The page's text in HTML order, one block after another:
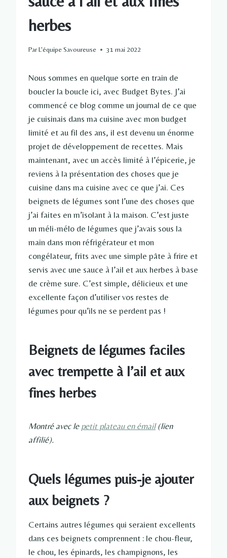
herbes
ParL'équipe Savoureuse 31 mai 2022
Nous sommes en quelque sorte en train de
boucler la boucle ici, avec Budget Bytes. J’ai
commencé ce blog comme un journal de ce que
je cuisinais dans ma cuisine avec mon budget
limité et au fil des ans, il est devenu un énorme
projet de développement de recettes. Mais
maintenant, avec un accès limité à l’épicerie, je
reviens à la présentation des choses que je
cuisine dans ma cuisine avec ce que j’ai. Ces
beignets de légumes sont l’une des choses que
j’ai faites en m’isolant à la maison. C’est juste
un méli-mélo de légumes que j’avais sous la
main dans mon réfrigérateur et mon
congélateur, frits avec une simple pâte à frire et
servis avec une sauce à l’ail et aux herbes à base
de crème sure. C’est simple, délicieux et une
excellente façon d’utiliser vos restes de
légumes pour qu’ils ne se perdent pas !
Beignets de légumes faciles
avec trempette à l’ail et aux
fines herbes
Montré avec le petit plateau en émail(lien
affilié).
Quels légumes puis-je ajouter
aux beignets ?
Certains autres légumes qui seraient excellents
dans ces beignets comprennent : le chou-fleur,
le chou, les épinards, les champignons, les